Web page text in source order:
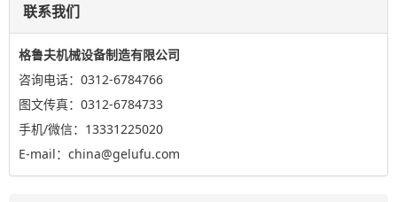
联系我们
格鲁夫机械设备制造有限公司
咨询电话：0312-6784766
图文传真：0312-6784733
手机/微信：13331225020
E-mail：china@gelufu.com